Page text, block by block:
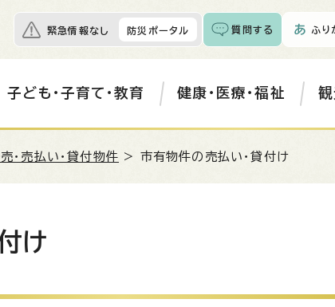
緊急情報なし 防災ポータル 質問する ふり
子ども・子育て・教育 健康・医療・福祉 観
・売払い・貸付物件 > 市有物件の売払い・貸付け
け